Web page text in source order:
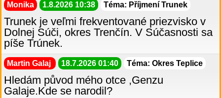
Monika 1.8.2026 10:38 Téma: Příjmení Trunek
Trunek je veľmi frekventované priezvisko v
Dolnej Súči, okres Trenčín. V Súčasnosti sa
píše Trúnek.
Martin Galaj 18.7.2026 01:40 Téma: Okres Teplice
Hledám původ mého otce ,Genzu
Galaje.Kde se narodil?